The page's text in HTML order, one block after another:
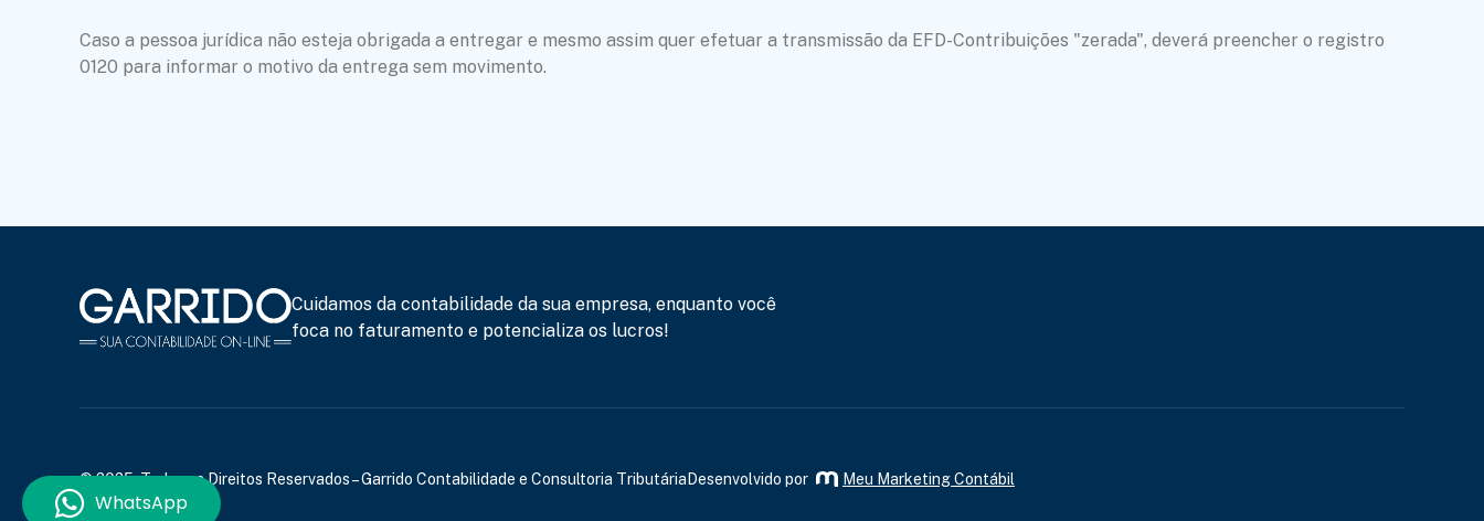
Caso a pessoa jurídica não esteja obrigada a entregar e mesmo assim quer efetuar a transmissão da EFD-Contribuições "zerada", deverá preencher o registro
0120 para informar o motivo da entrega sem movimento.
Cuidamos da contabilidade da sua empresa, enquanto você
foca no faturamento e potencializa os lucros!
© 2025, Todos os Direitos Reservados – Garrido Contabilidade e Consultoria Tributária Desenvolvido por Meu Marketing Contábil
WhatsApp